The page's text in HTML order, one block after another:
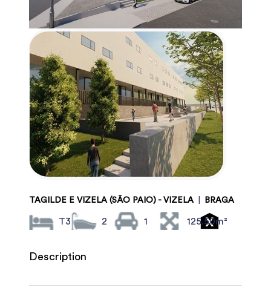
TAGILDE E VIZELA (SÃO PAIO) - VIZELA BRAGA
T3 2 1 125.50m²
Description